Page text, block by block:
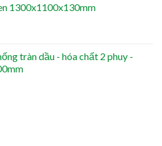
1300x1100x130mm
tràn dầu - hóa chất 2 phuy -